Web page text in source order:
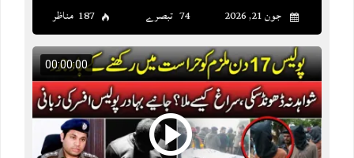
جون 21, 2026 74 تبصرے 187 مناظر
00:00:00